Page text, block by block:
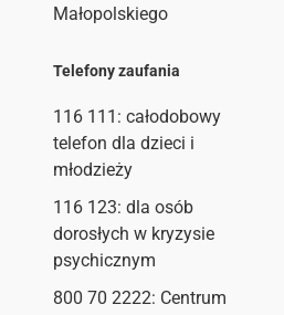
Małopolskiego
Telefony zaufania
116 111 : całodobowy
telefon dla dzieci i
młodzieży
116 123: dla osób
dorosłych w kryzysie
psychicznym
800 70 2222: Centrum